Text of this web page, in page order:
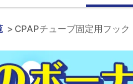
CPAPチューブ固定用フック